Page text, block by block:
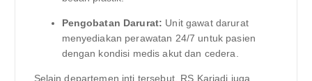
Pengobatan Darurat: Unit gawat darurat
menyediakan perawatan 24/7 untuk pasien
dengan kondisi medis akut dan cedera.
Selain departemen inti tersebut, RS Kariadi juga